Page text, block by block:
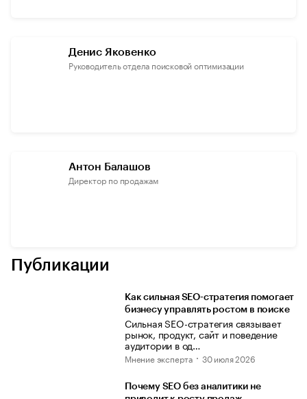
Денис Яковенко
Руководитель отдела поисковой оптимизации
Антон Балашов
Директор по продажам
Публикации
Как сильная SEO-стратегия помогает
бизнесу управлять ростом в поиске
Сильная SEO-стратегия связывает
рынок, продукт, сайт и поведение
аудитории в од…
Мнение эксперта 30 июля 2026
Почему SEO без аналитики не